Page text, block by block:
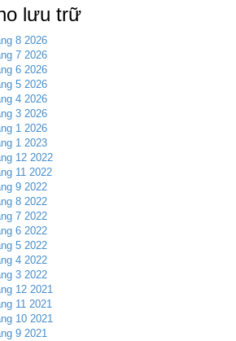
lưu trữ
8 2026
7 2026
6 2026
5 2026
4 2026
3 2026
1 2026
1 2023
12 2022
11 2022
9 2022
8 2022
7 2022
6 2022
5 2022
4 2022
3 2022
12 2021
11 2021
10 2021
9 2021